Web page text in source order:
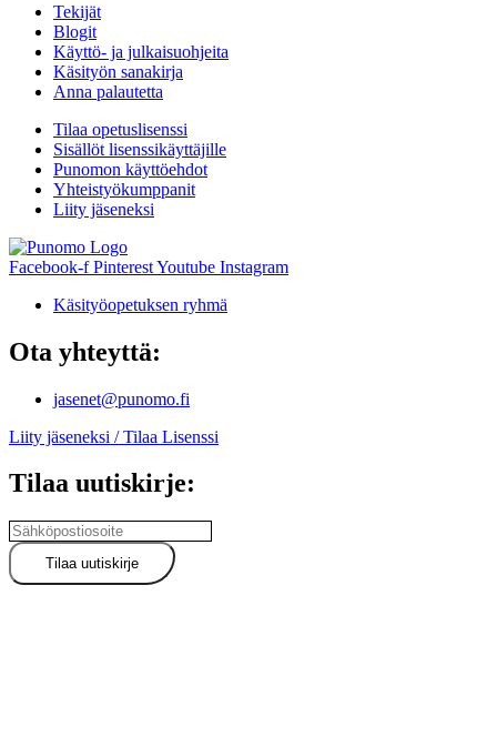
Tekijät
Blogit
Käyttö- ja julkaisuohjeita
Käsityön sanakirja
Anna palautetta
Tilaa opetuslisenssi
Sisällöt lisenssikäyttäjille
Punomon käyttöehdot
Yhteistyökumppanit
Liity jäseneksi
Facebook-f PinterestYoutube Instagram
Käsityöopetuksen ryhmä
Ota yhteyttä:
jasenet@punomo.fi
Liity jäseneksi / Tilaa Lisenssi
Tilaa uutiskirje: